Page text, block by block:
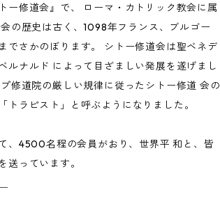
修道会』で、 ローマ・カトリック教会に属
の歴史は古く、1098年フランス、ブルゴー
でさかのぼります。 シトー修道会は聖ベネデ
ルナルド によって目ざましい発展を遂げまし
修道院の厳しい規律に従ったシトー修道 会の
ラピスト」と呼ぶようになりました。
、4500名程の会員がおり、世界平 和と、皆
送っています。